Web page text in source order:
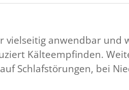
vielseitig anwendbar
Kälteempfinden.
Schlafstörungen, bei